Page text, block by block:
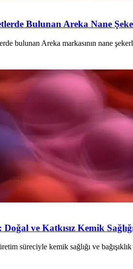
Bulunan Areka Nane
bulunan Areka markasının nane
ve Katkısız Kemik
süreciyle kemik sağlığı ve